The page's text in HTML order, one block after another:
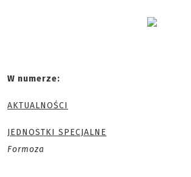
W numerze:
AKTUALNOŚCI
JEDNOSTKI SPECJALNE
Formoza